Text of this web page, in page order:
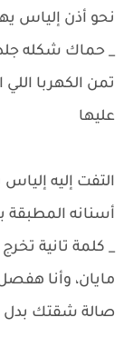
نحو أذن إلياس
_ حماك شكله
تمن الكهربا
عليها
التفت إليه
أسنانه المطبقة
_ كلمة تانية
مايان، وأنا
صالة شقتك بدل